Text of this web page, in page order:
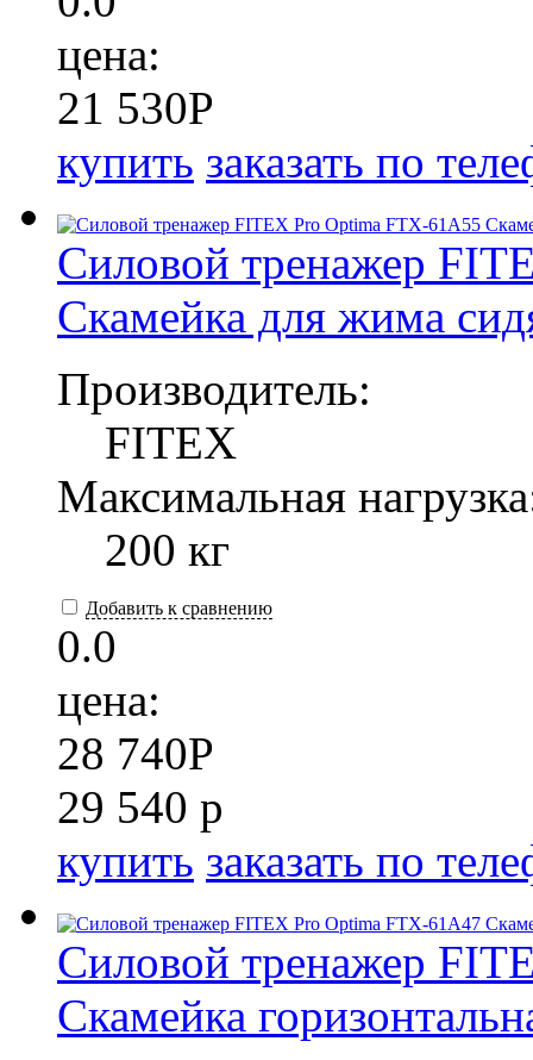
цена:
21 530P
купить заказать по
Силовой тренажер
Скамейка для жима
Производитель:
FITEX
Максимальная
200 кг
Добавить к сравнению
0.0
цена:
28 740P
29 540 р
купить заказать по
Силовой тренажер
Скамейка